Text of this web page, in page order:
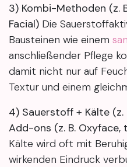
3) Kombi-Methoden (z.
Facial) Die
Bausteinen wie einem
anschließender Pflege
damit nicht nur auf
Textur und einem
4) Sauerstoff + Kälte (z.
Add-ons (z. B.
Kälte wird oft mit
wirkenden Eindruck